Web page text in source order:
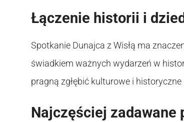
Łączenie historii i
Spotkanie Dunajca z Wisłą ma
świadkiem ważnych wydarzeń w
pragną zgłębić kulturowe i
Najczęściej zadawane